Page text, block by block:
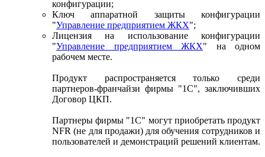
конфигурации;
Ключ аппаратной защиты конфигурации
"Управление предприятием ЖКХ";
Лицензия на использование конфигурации
"Управление предприятием ЖКХ" на одном
рабочем месте.
Продукт распространяется только среди
партнеров-франчайзи фирмы "1С", заключивших
Договор ЦКП.
Партнеры фирмы "1С" могут приобретать продукт
NFR (не для продажи) для обучения сотрудников и
пользователей и демонстраций решений клиентам.